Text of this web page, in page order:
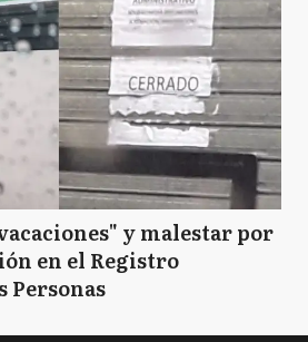
Tornquist
y malestar por
en el Registro
Personas